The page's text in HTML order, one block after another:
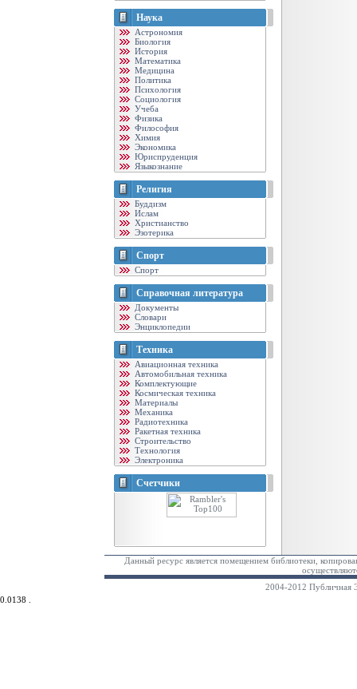
Наука
Астрономия
Биология
История
Математика
Медицина
Политика
Психология
Социология
Учеба
Физика
Философия
Химия
Экономика
Юриспруденция
Языкознание
Религия
Буддизм
Ислам
Христианство
Эзотерика
Спорт
Спорт
Справочная литература
Документы
Словари
Энциклопедии
Техника
Авиационная техника
Автомобильная техника
Комплектующие
Космическая техника
Материалы
Механика
Радиотехника
Ракетная техника
Строительство
Технология
Электроника
Счетчики
Данный ресурс является помещением библиотеки,
2004-2012 Публичная
0.0138 .